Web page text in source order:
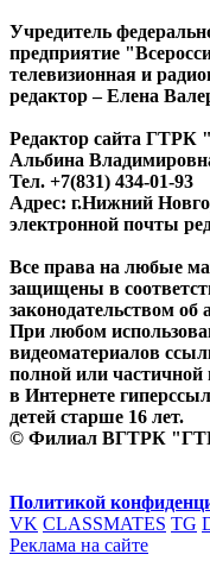
Учредитель
предприятие
телевизионная и
редактор – Елена
Редактор сайта
Альбина
Тел. +7(831) 434-01-93
Адрес: г.Нижний
электронной почты
Все права на любые
защищены в
законодательством
При любом
видеоматериалов
полной или частичной
в Интернете
детей старше 16 лет.
© Филиал ВГТРК
Политикой
VK CLASSMATES TG
Реклама на сайте